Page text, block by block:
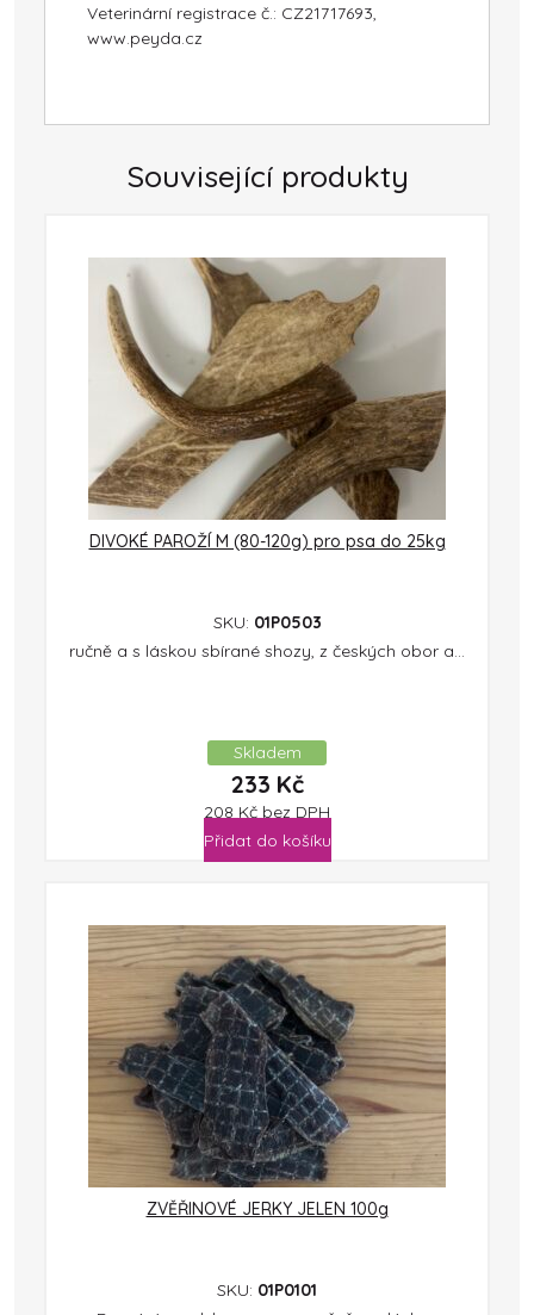
Veterinární registrace č.: CZ21717693,
www.peyda.cz
Související produkty
DIVOKÉ PAROŽÍ M (80-120g) pro psa do 25kg
SKU: 01P0503
ručně a s láskou sbírané shozy, z českých obor a...
Skladem
233 Kč
208 Kč bez DPH
Přidat do košíku
ZVĚŘINOVÉ JERKY JELEN 100g
SKU: 01P0101